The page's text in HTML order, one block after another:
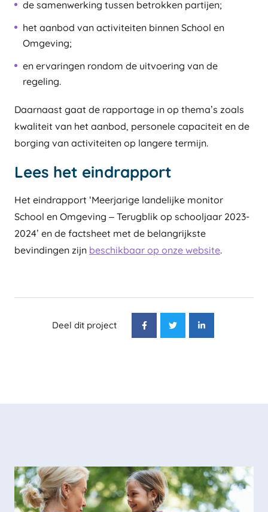
de samenwerking tussen betrokken partijen;
het aanbod van activiteiten binnen School en
Omgeving;
en ervaringen rondom de uitvoering van de
regeling.
Daarnaast gaat de rapportage in op thema’s zoals
kwaliteit van het aanbod, personele capaciteit en de
borging van activiteiten op langere termijn.
Lees het eindrapport
Het eindrapport ‘Meerjarige landelijke monitor
School en Omgeving – Terugblik op schooljaar 2023-
2024’ en de factsheet met de belangrijkste
bevindingen zijn beschikbaar op onze website.
Deel dit project